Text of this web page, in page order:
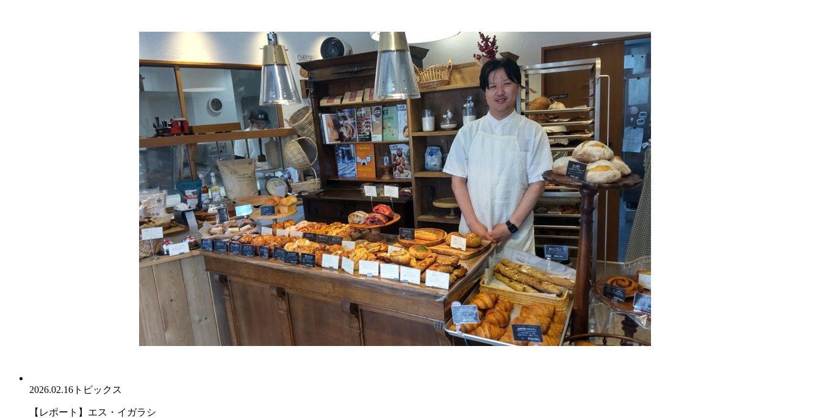
2026.02.16 トピックス
【レポート】エス・イガラシ